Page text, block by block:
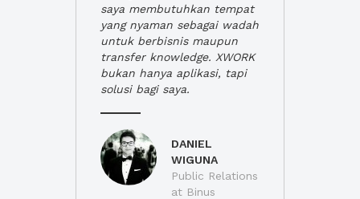
saya membutuhkan tempat
yang nyaman sebagai wadah
untuk berbisnis maupun
transfer knowledge. XWORK
bukan hanya aplikasi, tapi
solusi bagi saya.
DANIEL
WIGUNA
Public Relations
at Binus